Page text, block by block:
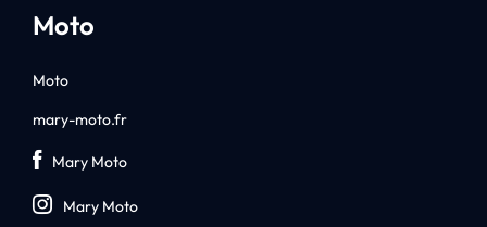
Moto
Moto
mary-moto.fr
Mary Moto
Mary Moto